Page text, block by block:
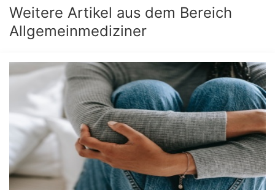
Weitere Artikel aus dem Bereich
Allgemeinmediziner